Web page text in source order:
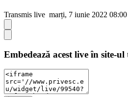
Transmis live marți, 7 iunie 2022 08:00
Embedează acest live în site-ul